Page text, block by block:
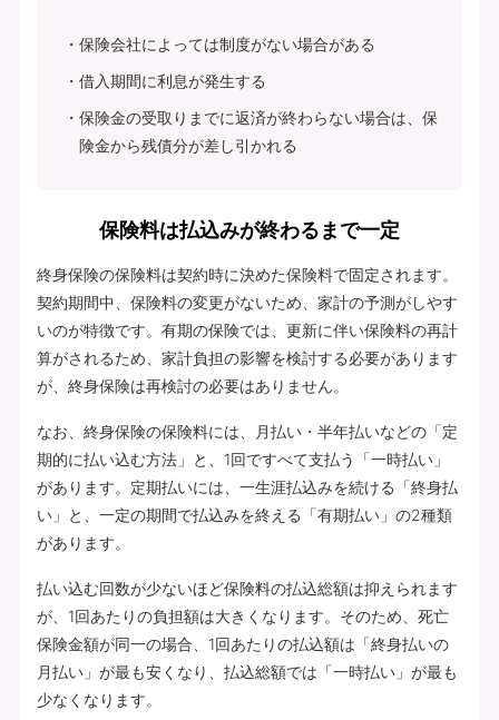
保険会社によっては制度がない場合がある
借入期間に利息が発生する
保険金の受取りまでに返済が終わらない場合は、保
険金から残債分が差し引かれる
保険料は払込みが終わるまで一定
終身保険の保険料は契約時に決めた保険料で固定されます。
契約期間中、保険料の変更がないため、家計の予測がしやす
いのが特徴です。有期の保険では、更新に伴い保険料の再計
算がされるため、家計負担の影響を検討する必要があります
が、終身保険は再検討の必要はありません。
なお、終身保険の保険料には、月払い・半年払いなどの「定
期的に払い込む方法」と、1回ですべて支払う「一時払い」
があります。定期払いには、一生涯払込みを続ける「終身払
い」と、一定の期間で払込みを終える「有期払い」の2種類
があります。
払い込む回数が少ないほど保険料の払込総額は抑えられます
が、1回あたりの負担額は大きくなります。そのため、死亡
保険金額が同一の場合、1回あたりの払込額は「終身払いの
月払い」が最も安くなり、払込総額では「一時払い」が最も
少なくなります。